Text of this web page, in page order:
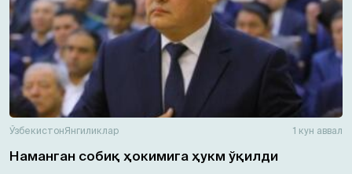
ЎзбекистонЯнгиликлар 1 кун аввал
Наманган собиқ ҳокимига ҳукм ўқилди